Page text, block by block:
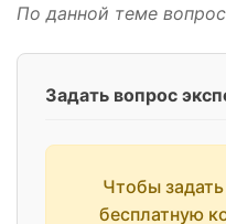
По данной теме
Задать вопрос
Чтобы
бесплатную